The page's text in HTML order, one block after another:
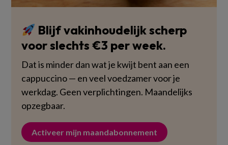
Blijf vakinhoudelijk scherp
voor slechts €3 per week.
Dat is minder dan wat je kwijt bent aan een
cappuccino — en veel voedzamer voor je
werkdag. Geen verplichtingen. Maandelijks
opzegbaar.
Activeer mijn maandabonnement